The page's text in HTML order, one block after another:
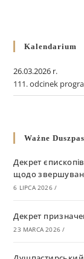
Kalendarium
26.03.2026 r.
111. odcinek
Ważne
Декрет
щодо
6 LIPCA 2026 /
Декрет
23 MARCA 2026 /